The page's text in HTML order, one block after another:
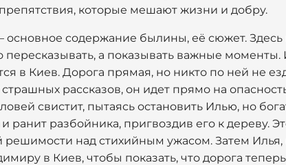
которые мешают жизни и добру.
основное содержание былины, её сюжет. Здесь
пересказывать, а показывать важные
в Киев. Дорога прямая, но никто по ней не
рассказов, он идет прямо на
свистит, пытаясь остановить Илью, но
ранит разбойника, пригвоздив его к дереву.
решимости над стихийным ужасом. Затем Илья,
в Киев, чтобы показать, что дорога